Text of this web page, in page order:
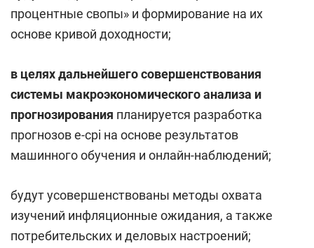
процентные свопы» и формирование на их
основе кривой доходности;
в целях дальнейшего совершенствования
системы макроэкономического анализа и
прогнозирования планируется разработка
прогнозов e-cpi на основе результатов
машинного обучения и онлайн-наблюдений;
будут усовершенствованы методы охвата
изучений инфляционные ожидания, а также
потребительских и деловых настроений;